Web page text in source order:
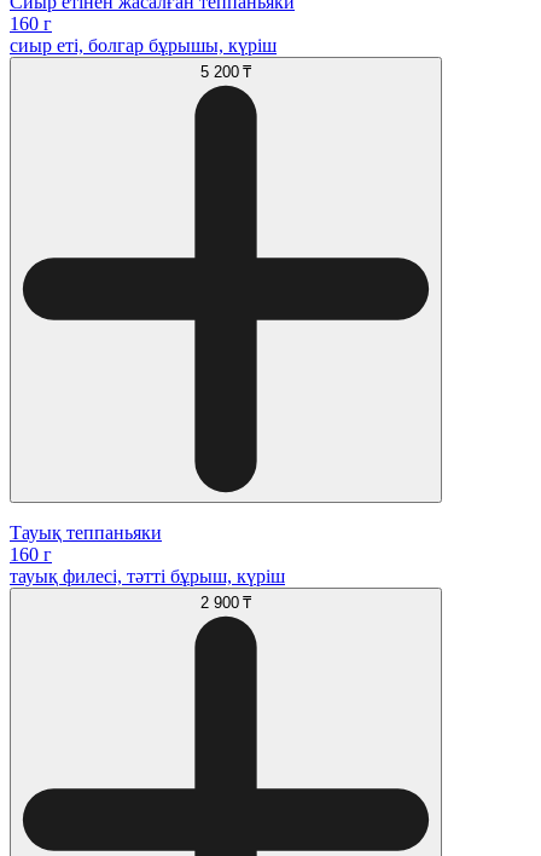
160 г
сиыр еті, болгар бұрышы, күріш
5 200 ₸
Тауық теппаньяки
160 г
тауық филесі, тәтті бұрыш, күріш
2 900 ₸